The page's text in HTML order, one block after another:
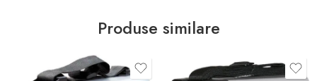
Produse similare